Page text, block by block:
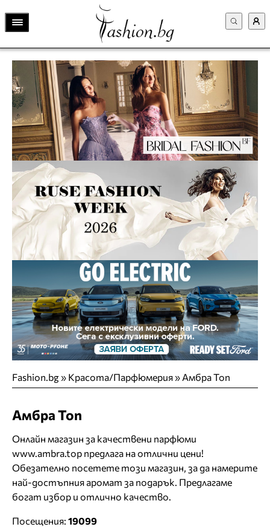
Fashion.bg» Красота/Парфюмерия» Амбра Топ
Амбра Топ
Онлайн магазин за качествени парфюми
www.ambra.top предлага на отлични цени!
Обезателно посетете този магазин, за да намерите
най-достъпния аромат за подарък. Предлагаме
богат избор и отлично качество.
Посещения: 19099